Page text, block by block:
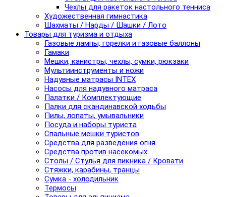
Чехлы для ракеток настольного тенниса
Художественная гимнастика
Шахматы / Нарды / Шашки / Лото
Товары для туризма и отдыха
Газовые лампы, горелки и газовые баллоны
Гамаки
Мешки, канистры, чехлы, сумки, рюкзаки
Мультиинструменты и ножи
Надувные матрасы INTEX
Насосы для надувного матраса
Палатки / Комплектующие
Палки для скандинавской ходьбы
Пилы, лопаты, умывальники
Посуда и наборы туриста
Спальные мешки туристов
Средства для разведения огня
Средства против насекомых
Столы / Стулья для пикника / Кровати
Стяжки, карабины, транцы
Сумка - холодильник
Термосы